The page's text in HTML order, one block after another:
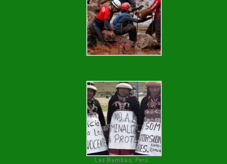
Las Bambas, Perú